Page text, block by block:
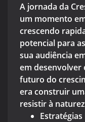
A jornada da
um momento
crescendo
potencial para
sua audiência
em desenvolver
futuro do
era construir
resistir à